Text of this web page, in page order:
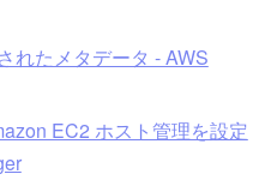
れたメタデータ - AWS
EC2 ホスト管理を設定